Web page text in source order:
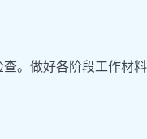
。做好各阶段工作材